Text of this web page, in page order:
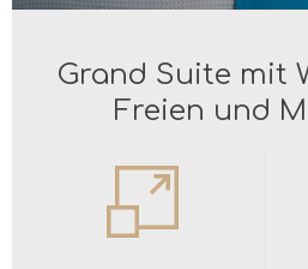
Grand Suite mit
Freien und